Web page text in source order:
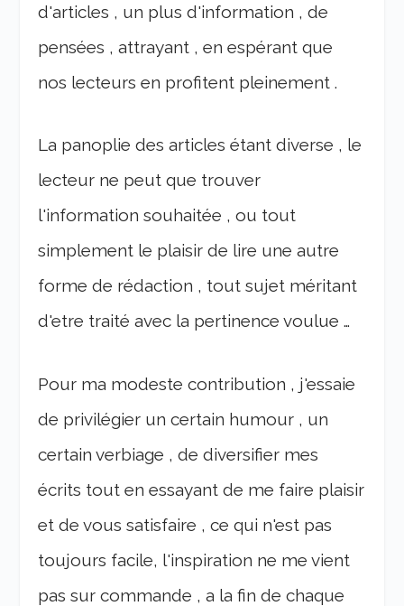
d'articles , un plus d'information , de
pensées , attrayant , en espérant que
nos lecteurs en profitent pleinement .
La panoplie des articles étant diverse , le
lecteur ne peut que trouver
l'information souhaitée , ou tout
simplement le plaisir de lire une autre
forme de rédaction , tout sujet méritant
d'etre traité avec la pertinence voulue …
Pour ma modeste contribution , j'essaie
de privilégier un certain humour , un
certain verbiage , de diversifier mes
écrits tout en essayant de me faire plaisir
et de vous satisfaire , ce qui n'est pas
toujours facile, l'inspiration ne me vient
pas sur commande , a la fin de chaque